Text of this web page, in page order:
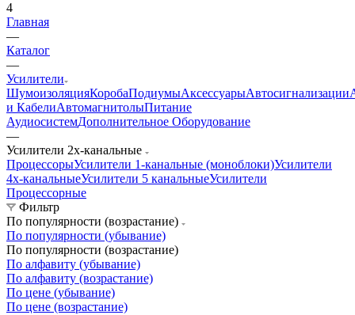
4
Главная
—
Каталог
—
Усилители
ШумоизоляцияКоробаПодиумыАксессуарыАвтосигнализации
и КабелиАвтомагнитолыПитание
АудиосистемДополнительное Оборудование
—
Усилители 2х-канальные
ПроцессорыУсилители 1-канальные (моноблоки)Усилители
4х-канальныеУсилители 5 канальныеУсилители
Процессорные
Фильтр
По популярности (возрастание)
По популярности (убывание)
По популярности (возрастание)
По алфавиту (убывание)
По алфавиту (возрастание)
По цене (убывание)
По цене (возрастание)